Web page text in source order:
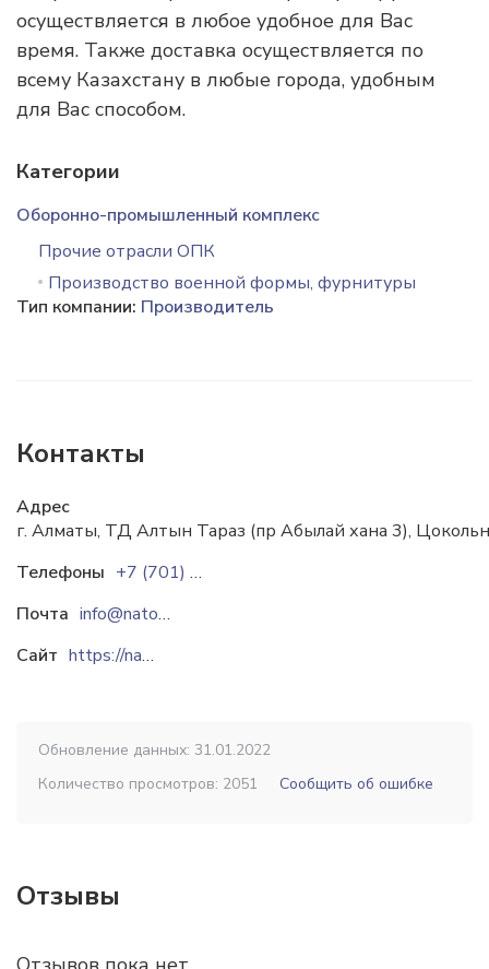
осуществляется в любое удобное для Вас
время. Также доставка осуществляется по
всему Казахстану в любые города, удобным
для Вас способом.
Категории
Оборонно-промышленный комплекс
Прочие отрасли ОПК
Производство военной формы, фурнитуры
Тип компании: Производитель
Контакты
Адрес
г. Алматы, ТД Алтын Тараз (пр Абылай хана 3),
Телефоны
+7 (701) 952 1113
Почта
info@nato.kz
Сайт
https://nato.kz
Обновление данных: 31.01.2022
Количество просмотров: 2051
Сообщить об ошибке
Отзывы